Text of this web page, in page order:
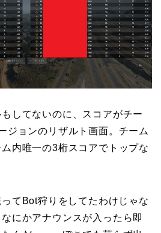
もしてないのに、スコアがチー
ジョンのリザルト画面。チーム
内唯一の3桁スコアでトップな
てBot狩りをしてたわけじゃな
にかアナウンスが入ったら即